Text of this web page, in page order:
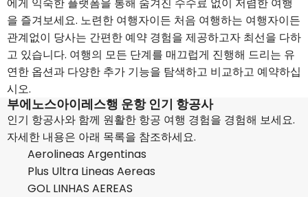
을 즐겨보세요. 노련한 여행자이든 처음 여행하는 여행자이든
관계없이 당사는 간편한 예약 경험을 제공하고자 최선을 다하
고 있습니다. 여행의 모든 단계를 매끄럽게 진행해 드리는 유
연한 옵션과 다양한 추가 기능을 탐색하고 비교하고 예약하십
시오.
부에노스아이레스행 운항 인기 항공사
인기 항공사와 함께 원활한 항공 여행 경험을 경험해 보세요.
자세한 내용은 아래 목록을 참조하세요.
Aerolineas Argentinas
Plus Ultra Lineas Aereas
GOL LINHAS AEREAS